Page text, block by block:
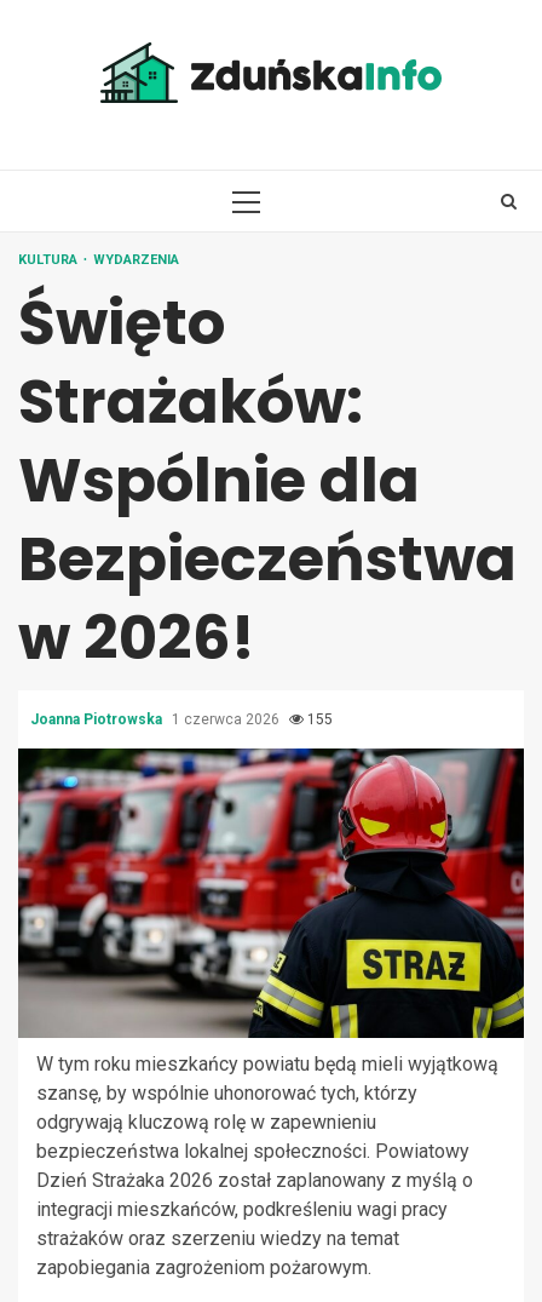
PRIMARY
KULTURA WYDARZENIA
Święto
Strażaków:
Wspólnie dla
Bezpieczeństwa
w 2026!
Joanna Piotrowska 1 czerwca 2026 155
W tym roku mieszkańcy powiatu będą mieli wyjątkową
szansę, by wspólnie uhonorować tych, którzy
odgrywają kluczową rolę w zapewnieniu
bezpieczeństwa lokalnej społeczności. Powiatowy
Dzień Strażaka 2026 został zaplanowany z myślą o
integracji mieszkańców, podkreśleniu wagi pracy
strażaków oraz szerzeniu wiedzy na temat
zapobiegania zagrożeniom pożarowym.